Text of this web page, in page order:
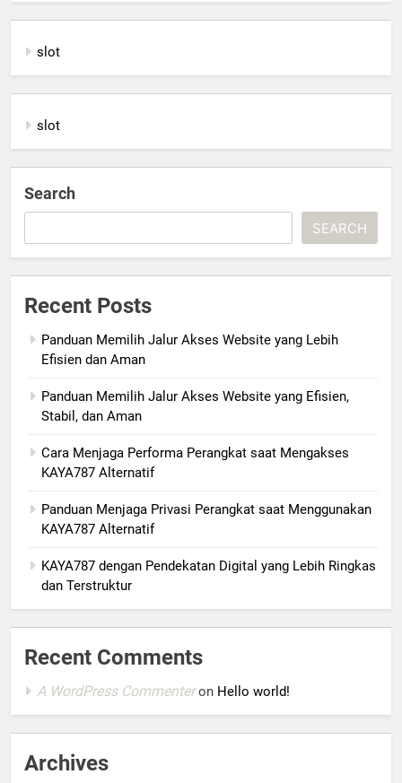
slot
slot
Search
SEARCH
Recent Posts
Panduan Memilih Jalur Akses Website yang Lebih
Efisien dan Aman
Panduan Memilih Jalur Akses Website yang Efisien,
Stabil, dan Aman
Cara Menjaga Performa Perangkat saat Mengakses
KAYA787 Alternatif
Panduan Menjaga Privasi Perangkat saat Menggunakan
KAYA787 Alternatif
KAYA787 dengan Pendekatan Digital yang Lebih Ringkas
dan Terstruktur
Recent Comments
A WordPress Commenteron Hello world!
Archives